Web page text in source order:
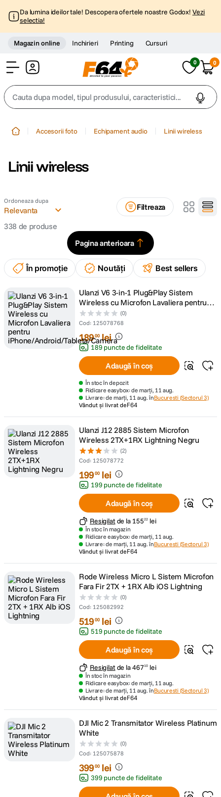
Da lumina ideilor tale! Descopera ofertele noastre Godox! Vezi
selectia!
Magazin online Inchirieri Printing Cursuri
0 0
Cauta dupa model, tipul produsului, caracteristici...
2. trepied
canon sx740 hs
6. lavaliera
card memorie
8. ulanzi
9. insta 360
Accesorii foto Echipament audio Linii wireless
Linii wireless
Ordoneaza dupa
Relevanta
Filtreaza
338 de produse
Pagina anterioara
În promoție Noutăți Best sellers
Ulanzi V6 3-in-1 Plug&Play Sistem
Wireless cu Microfon Lavaliera pentru
iPhone/Android/Tableta/Camera
(0)
Cod: 125078768
18900 lei
189 puncte de fidelitate
Adaugă în coș
În stoc în depozit
Ridicare easybox: de marți, 11 aug.
Livrare: de marți, 11 aug. înBucuresti (Sectorul 3)
Vândut și livrat deF64
Ulanzi J12 2885 Sistem Microfon
Wireless 2TX+1RX Lightning Negru
(2)
Cod: 125078772
19900 lei
199 puncte de fidelitate
Adaugă în coș
Resigilatde la 15522 lei
În stoc în magazin
Ridicare easybox: de marți, 11 aug.
Livrare: de marți, 11 aug. înBucuresti (Sectorul 3)
Vândut și livrat deF64
Rode Wireless Micro L Sistem Microfon
Fara Fir 2TX + 1RX Alb iOS Lightning
(0)
Cod: 125082992
51900 lei
519 puncte de fidelitate
Adaugă în coș
Resigilatde la46710 lei
În stoc în magazin
Ridicare easybox: de marți, 11 aug.
Livrare: de marți, 11 aug. înBucuresti (Sectorul 3)
Vândut și livrat deF64
DJI Mic 2 Transmitator Wireless Platinum
White
(0)
Cod: 125075878
39900 lei
399 puncte de fidelitate